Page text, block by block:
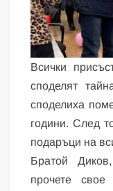
Всички
споделят
споделиха
години. След
подаръци на
Братой
прочете свое